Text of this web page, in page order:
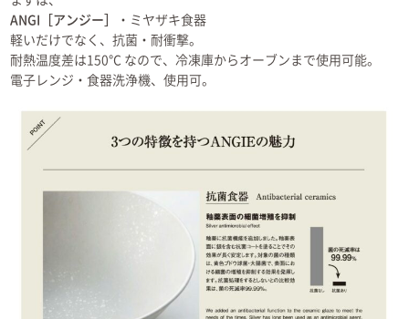
ANGI［アンジー］
・ミヤザキ食器
軽いだけでなく、抗菌・耐衝撃。
耐熱温度差は150℃ なので、冷凍庫からオーブンまで使用可能。
電子レンジ・食器洗浄機、使用可。